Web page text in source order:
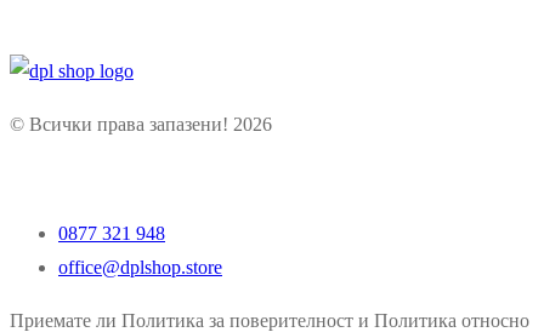
© Всички права запазени! 2026
0877 321 948
office@dplshop.store
Приемате ли Политика за поверителност и Политика относно